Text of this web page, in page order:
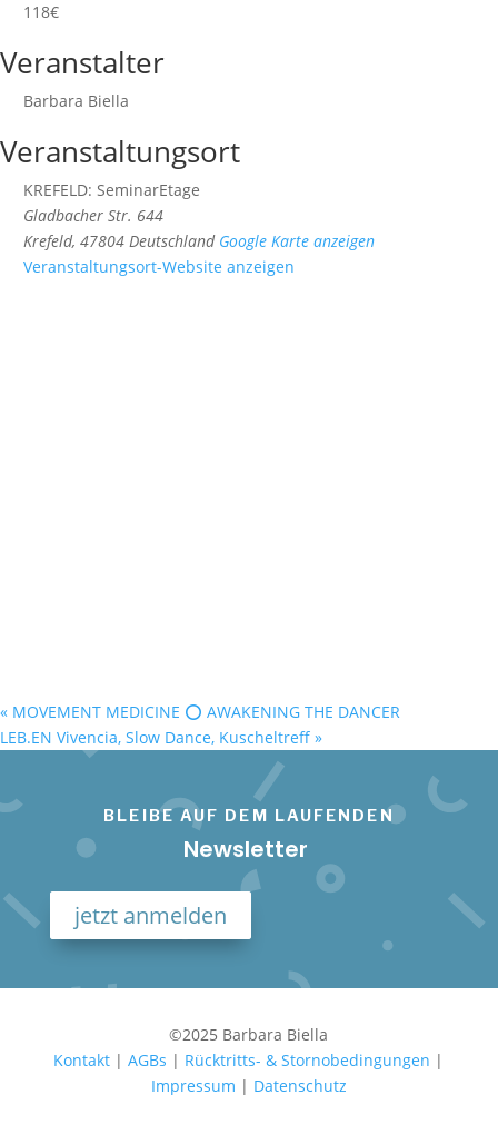
118€
Veranstalter
Barbara Biella
Veranstaltungsort
KREFELD: SeminarEtage
Gladbacher Str. 644
Krefeld, 47804 Deutschland Google Karte anzeigen
Veranstaltungsort-Website anzeigen
« MOVEMENT MEDICINE ⭕️ AWAKENING THE DANCER
LEB.EN Vivencia, Slow Dance, Kuscheltreff »
BLEIBE AUF DEM LAUFENDEN
Newsletter
jetzt anmelden
©2025 Barbara Biella
Kontakt |AGBs | Rücktritts- & Stornobedingungen |
Impressum | Datenschutz